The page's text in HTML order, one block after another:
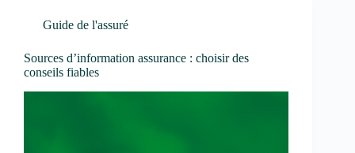
Guide de l'assuré
Sources d’information assurance : choisir des
conseils fiables